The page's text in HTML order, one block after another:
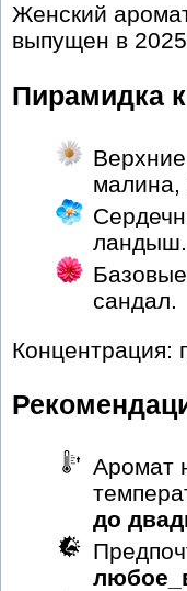
Женский
выпущен в 2025
Пирамидка
малина,
ландыш.
сандал.
Концентрация:
Аромат
до